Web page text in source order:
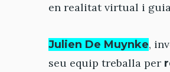
en realitat virtual i
Julien De Muynke,
seu equip treballa per